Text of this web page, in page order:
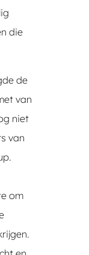
die
de
van
niet
van
om